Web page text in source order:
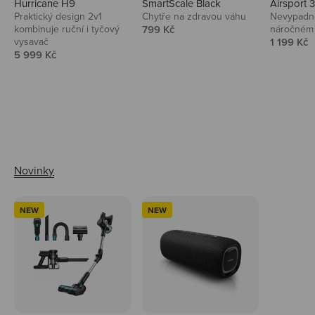
Hurricane H9
Praktický design 2v1
kombinuje ruční i tyčový
vysavač
Prodejní cena
5 999 Kč
SmartScale Black
Chytře na zdravou váhu
Prodejní cena
799 Kč
Airsport
Prodejní
1 199 Kč
NEW NEW